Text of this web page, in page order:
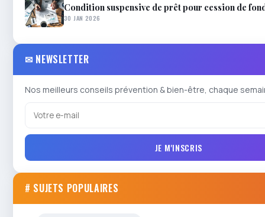
Condition suspensive de prêt pour cession de
30 JAN 2026
✉ NEWSLETTER
Nos meilleurs conseils prévention & bien-être, chaque
JE M'INSCRIS
# SUJETS POPULAIRES